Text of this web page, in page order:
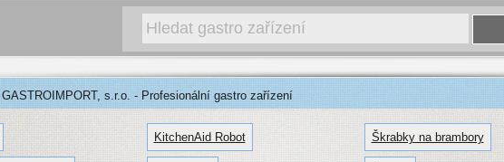
s.r.o. - Profesionální gastro zařízení
KitchenAid Robot Škrabky na brambory